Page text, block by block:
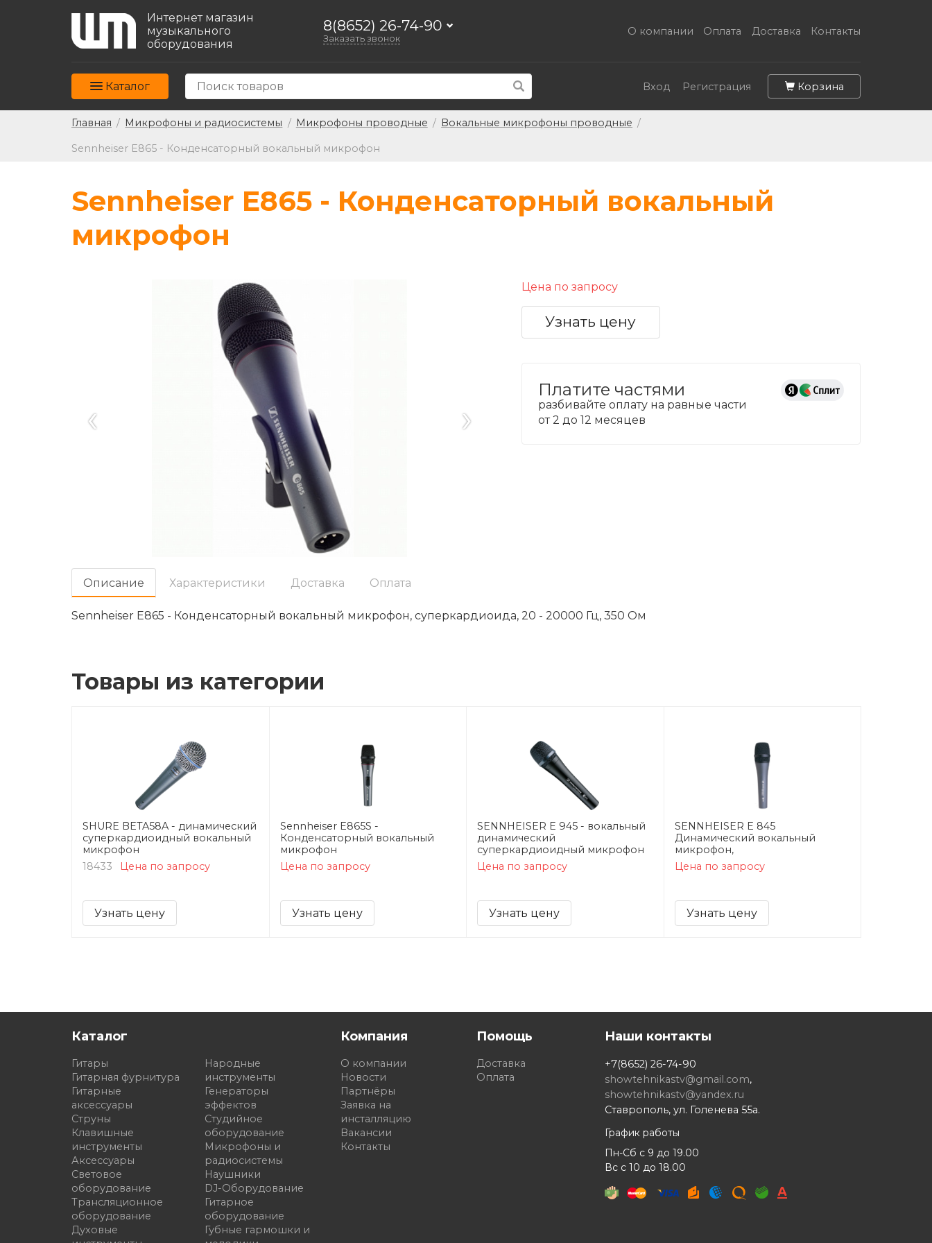
Интернет магазин
музыкального
оборудования
8(8652) 26-74-90
Заказать звонок
О компании Оплата Доставка Контакты
Каталог Вход Регистрация Корзина
Главная / Микрофоны и радиосистемы / Микрофоны проводные / Вокальные микрофоны проводные /
Sennheiser E865 - Конденсаторный вокальный микрофон
Sennheiser E865 - Конденсаторный вокальный
микрофон
‹ ›
Цена по запросу
Узнать цену
Платите частями
разбивайте оплату на равные части
от 2 до 12 месяцев
Oписание Характеристики Доставка Оплата
Sennheiser E865 - Конденсаторный вокальный микрофон, суперкардиоида, 20 - 20000 Гц, 350 Ом
Товары из категории
SHURE BETA58A - динамический
суперкардиоидный вокальный
микрофон
18433
Цена по запросу
Узнать цену
Sennheiser E865S -
Конденсаторный вокальный
микрофон
Цена по запросу
Узнать цену
SENNHEISER E 945 - вокальный
динамический
суперкардиоидный микрофон
Цена по запросу
Узнать цену
SENNHEISER E 845
Динамический вокальный
микрофон,
Цена по запросу
Узнать цену
Каталог
Гитары
Гитарная фурнитура
Гитарные
аксессуары
Струны
Клавишные
инструменты
Аксессуары
Световое
оборудование
Трансляционное
оборудование
Духовые
Народные
инструменты
Генераторы
эффектов
Студийное
оборудование
Микрофоны и
радиосистемы
Наушники
DJ-Оборудование
Гитарное
оборудование
Губные гармошки и
Компания
О компании
Новости
Партнёры
Заявка на
инсталляцию
Вакансии
Контакты
Помощь
Доставка
Оплата
Наши контакты
+7(8652) 26-74-90
showtehnikastv@gmail.com,
showtehnikastv@yandex.ru
Ставрополь, ул. Голенева 55а.
График работы
Пн-Сб с 9 до 19.00
Вс с 10 до 18.00